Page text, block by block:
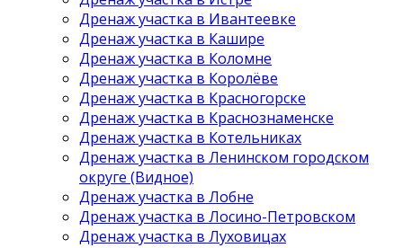
Дренаж участка в Ивантеевке
Дренаж участка в Кашире
Дренаж участка в Коломне
Дренаж участка в Королёве
Дренаж участка в Красногорске
Дренаж участка в Краснознаменске
Дренаж участка в Котельниках
Дренаж участка в Ленинском городском
округе (Видное)
Дренаж участка в Лобне
Дренаж участка в Лосино-Петровском
Дренаж участка в Луховицах